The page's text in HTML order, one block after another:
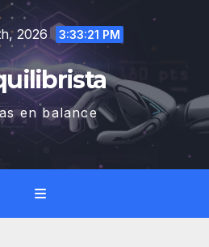
2026 3:33:22 PM
en balance